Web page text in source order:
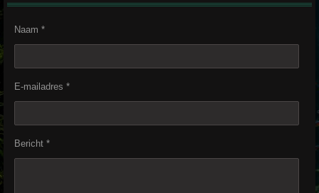
Naam *
E-mailadres *
Bericht *